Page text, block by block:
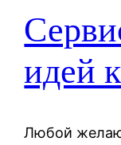
идей
Любой